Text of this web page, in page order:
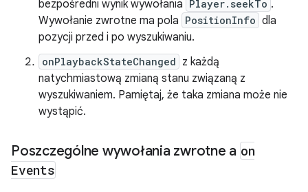
bezpośredni wynik wywołania Player.seekTo .
Wywołanie zwrotne ma pola PositionInfo dla
pozycji przed i po wyszukiwaniu.
onPlaybackStateChanged z każdą
natychmiastową zmianą stanu związaną z
wyszukiwaniem. Pamiętaj, że taka zmiana może nie
wystąpić.
Poszczególne wywołania zwrotne a on
Events